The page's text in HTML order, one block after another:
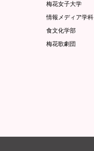
梅花女子大学
情報メディア学科
食文化学部
梅花歌劇団